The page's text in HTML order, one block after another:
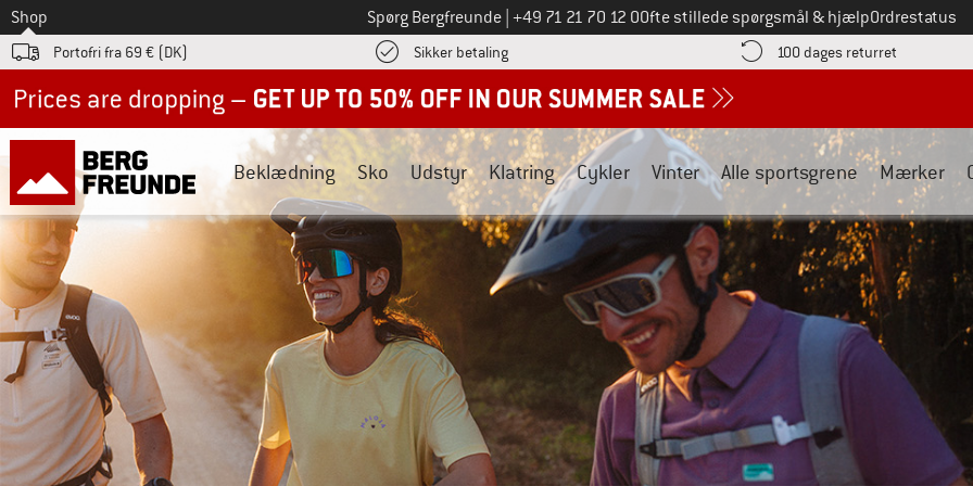
Til
Shop Spørg Bergfreunde Ring til os på
+49 71 21 70 12 0Ofte stillede spørgsmål & hjælpOrdrestatus
Portofri fra 69 € (DK) Sikker betalingFind betalingsoplysningerne her! Åbnes i en infoboks
100 dages returret Gå til
Beklædning Sko Udstyr Klatring Cykler Vinter Alle sportsgrene Mærker